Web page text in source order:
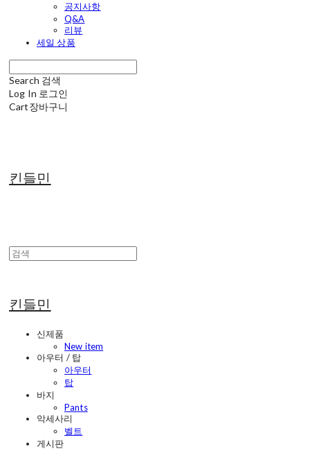
공지사항
Q&A
리뷰
세일 상품
Search 검색
Log In 로그인
Cart장바구니
킨들민
킨들민
신제품
New item
아우터 / 탑
아우터
탑
바지
Pants
악세사리
벨트
게시판